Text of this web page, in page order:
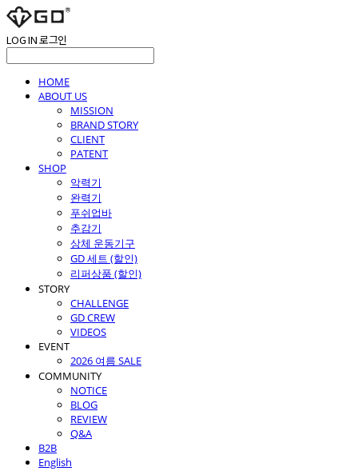
LOG IN로그인
HOME
ABOUT US
MISSION
BRAND STORY
CLIENT
PATENT
SHOP
악력기
완력기
푸쉬업바
추감기
상체 운동기구
GD 세트 (할인)
리퍼상품 (할인)
STORY
CHALLENGE
GD CREW
VIDEOS
EVENT
2026 여름 SALE
COMMUNITY
NOTICE
BLOG
REVIEW
Q&A
B2B
English